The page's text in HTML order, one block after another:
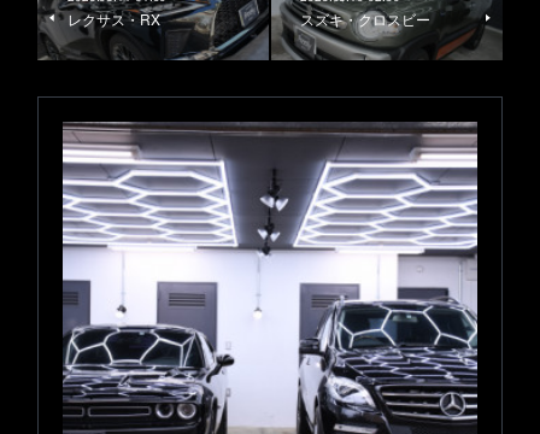
レクサス・RX スズキ・クロスビー